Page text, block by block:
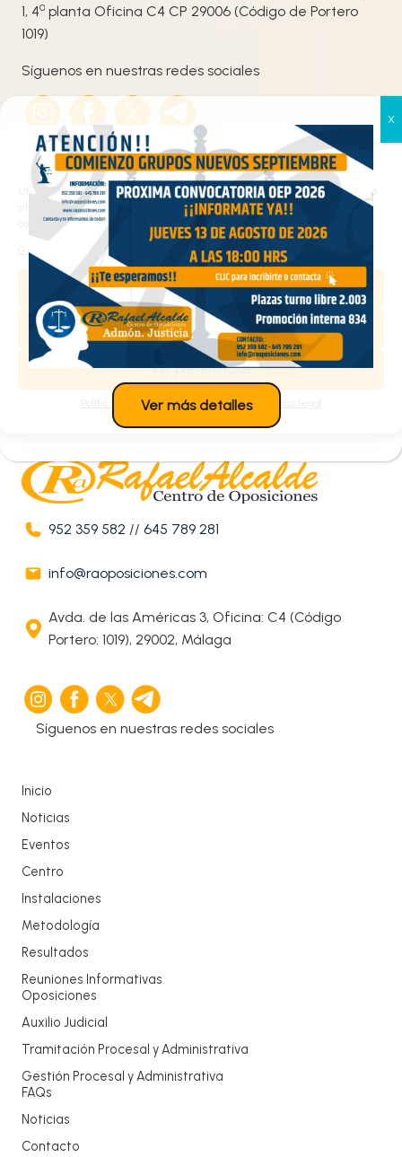
Gestionar el consentimiento
de las cookies
Utilizamos cookies propias y de terceros para analizar el tráfico en nuestro
sitio web y personalizar el contenido. Puede aceptar todas las cookies,
configurarlas según sus preferencias o rechazarlas.
Gestionar los servicios
Aceptar
Denegar
Ver preferencias
Política de cookiesPolítica de privacidad
1, 4ª planta Oficina C4 CP 29006 (Código de Portero
1019)
Síguenos en nuestras redes sociales
Haz clic en «Estoy de acuerdo» para activar
Google maps
Política de cookies
Estoy de acuerdo
952 359 582 //645 789 281
info@raoposiciones.com
Avda. de las Américas 3, Oficina: C4 (Código
Portero: 1019), 29002, Málaga
Síguenos en nuestras redes sociales
Inicio
Noticias
Eventos
Centro
Instalaciones
Metodología
Resultados
Reuniones Informativas
Oposiciones
Auxilio Judicial
Tramitación Procesal y Administrativa
Gestión Procesal y Administrativa
FAQs
Noticias
Contacto
Ver más detalles